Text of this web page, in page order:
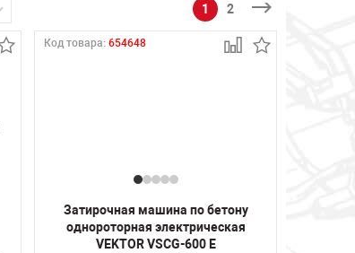
1 2
Код товара:654648
Затирочная машина по бетону
однороторная электрическая
VEKTOR VSCG-600 E